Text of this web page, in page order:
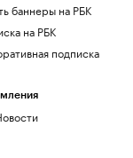
баннеры на РБК
на РБК
подписка